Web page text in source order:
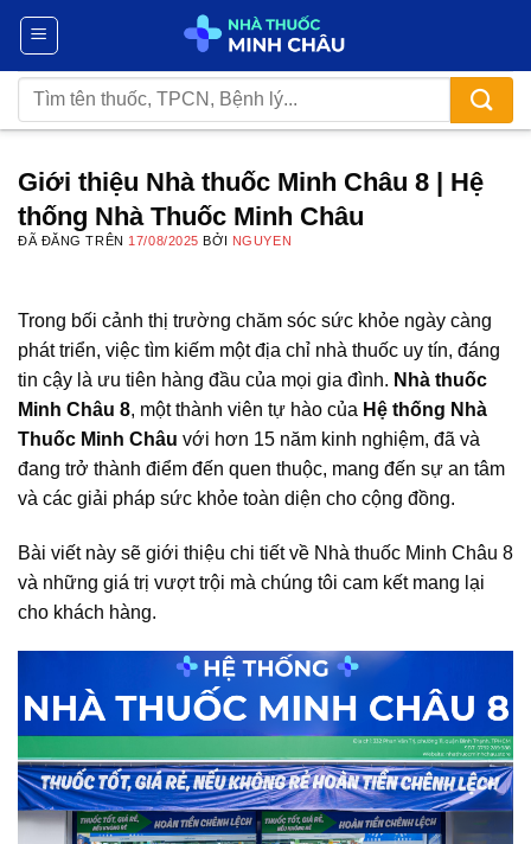
Chuyển
nội
dung
Tìm
kiếm:
Giới thiệu Nhà thuốc Minh Châu 8 | Hệ
thống Nhà Thuốc Minh Châu
ĐÃ ĐĂNG TRÊN 17/08/2025 BỞI NGUYEN
Trong bối cảnh thị trường chăm sóc sức khỏe ngày càng
phát triển, việc tìm kiếm một địa chỉ nhà thuốc uy tín, đáng
tin cậy là ưu tiên hàng đầu của mọi gia đình. Nhà thuốc
Minh Châu 8, một thành viên tự hào của Hệ thống Nhà
Thuốc Minh Châu với hơn 15 năm kinh nghiệm, đã và
đang trở thành điểm đến quen thuộc, mang đến sự an tâm
và các giải pháp sức khỏe toàn diện cho cộng đồng.
Bài viết này sẽ giới thiệu chi tiết về Nhà thuốc Minh Châu 8
và những giá trị vượt trội mà chúng tôi cam kết mang lại
cho khách hàng.